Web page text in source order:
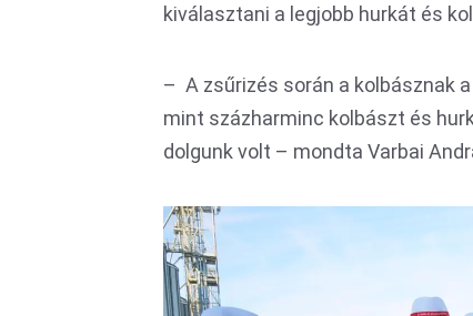
kiválasztani a legjobb hurkát és
– A zsűrizés során a kolbásznak
mint százharminc kolbászt és
dolgunk volt – mondta Varbai